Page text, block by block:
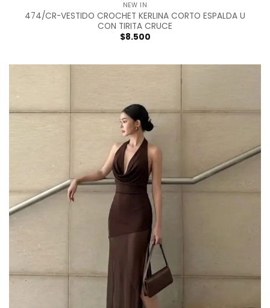
NEW IN
474/CR-VESTIDO CROCHET KERLINA CORTO ESPALDA U
CON TIRITA CRUCE
$8.500